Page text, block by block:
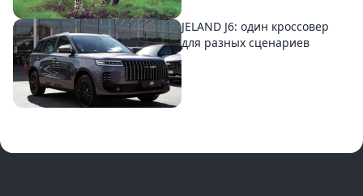
JELAND J6: один кроссовер
для разных сценариев